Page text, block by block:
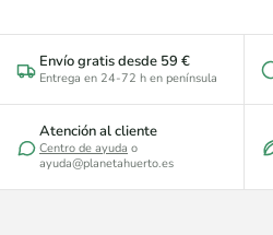
Envío gratis desde 59 €
Entrega en 24-72 h en península
Atención al cliente
Centro de ayuda o
ayuda@planetahuerto.es